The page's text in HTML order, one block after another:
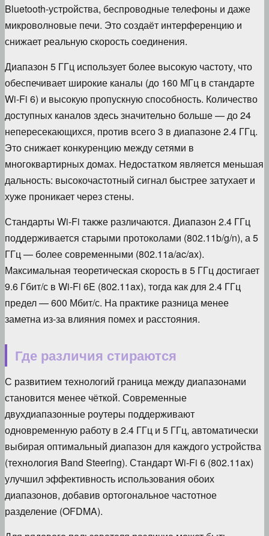
Bluetooth-устройства, беспроводные телефоны и даже
микроволновые печи. Это создаёт интерференцию и
снижает реальную скорость соединения.
Диапазон 5 ГГц использует более высокую частоту, что
обеспечивает широкие каналы (до 160 МГц в стандарте
Wi-Fi 6) и высокую пропускную способность. Количество
доступных каналов здесь значительно больше — до 24
непересекающихся, против всего 3 в диапазоне 2.4 ГГц.
Это снижает конкуренцию между сетями в
многоквартирных домах. Недостатком является меньшая
дальность: высокочастотный сигнал быстрее затухает и
хуже проникает через стены.
Стандарты Wi-Fi также различаются. Диапазон 2.4 ГГц
поддерживается старыми протоколами (802.11b/g/n), а 5
ГГц — более современными (802.11a/ac/ax).
Максимальная теоретическая скорость в 5 ГГц достигает
9.6 Гбит/с в Wi-Fi 6E (802.11ax), тогда как для 2.4 ГГц
предел — 600 Мбит/с. На практике разница менее
заметна из-за влияния помех и расстояния.
Где различия стираются
С развитием технологий граница между диапазонами
становится менее чёткой. Современные
двухдиапазонные роутеры поддерживают
одновременную работу в 2.4 ГГц и 5 ГГц, автоматически
выбирая оптимальный диапазон для каждого устройства
(технология Band Steering). Стандарт Wi-Fi 6 (802.11ax)
улучшил эффективность использования обоих
диапазонов, добавив ортогональное частотное
разделение (OFDMA).